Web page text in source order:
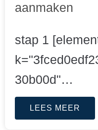
aanmaken
stap 1
30b00d"…
LEES MEER